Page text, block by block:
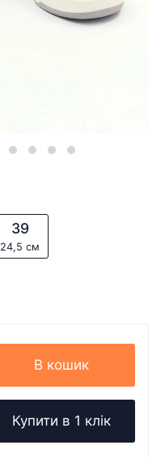
39
24,5 см
В кошик
Купити в 1 клік